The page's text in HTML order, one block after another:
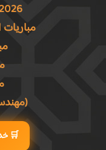
مباريات
🛒